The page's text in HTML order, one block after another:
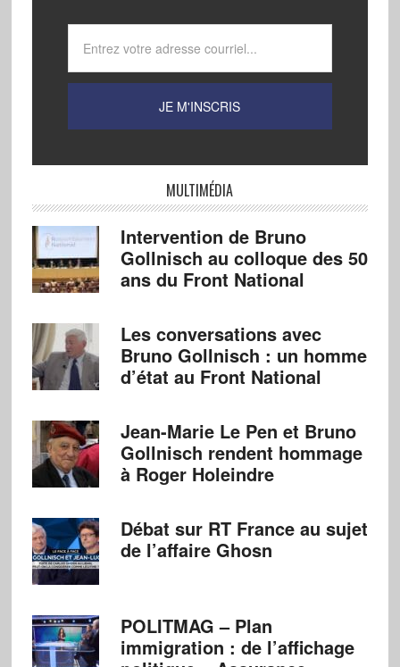
MULTIMÉDIA
Intervention de Bruno
Gollnisch au colloque des 50
ans du Front National
Les conversations avec
Bruno Gollnisch : un homme
d’état au Front National
Jean-Marie Le Pen et Bruno
Gollnisch rendent hommage
à Roger Holeindre
Débat sur RT France au sujet
de l’affaire Ghosn
POLITMAG – Plan
immigration : de l’affichage